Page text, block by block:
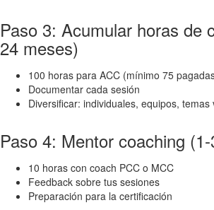
Paso 3: Acumular horas de
24 meses)
100 horas para ACC (mínimo 75
Documentar cada sesión
Diversificar: individuales, equipos, temas
Paso 4: Mentor coaching
10 horas con coach PCC o MCC
Feedback sobre tus sesiones
Preparación para la certificación